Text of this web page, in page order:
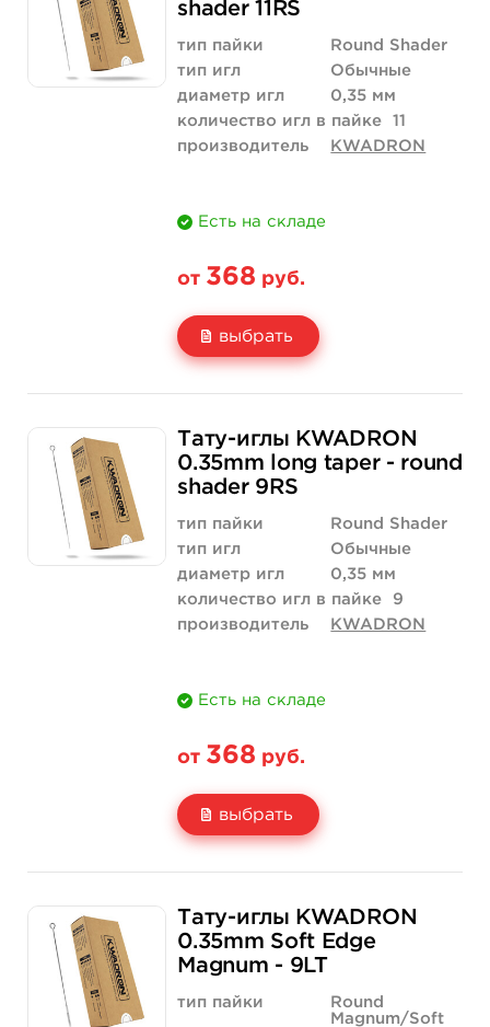
Количество купить
shader 11RS
тип пайки
Round Shader
тип игл
Обычные
диаметр игл
0,35 мм
количество игл в пайке
11
производитель
KWADRON
Есть на складе
от 368 руб.
выбрать
Цена
Количество
368 руб.
купить
Тату-иглы KWADRON
0.35mm long taper - round
shader 9RS
тип пайки
Round Shader
тип игл
Обычные
диаметр игл
0,35 мм
количество игл в пайке
9
производитель
KWADRON
Есть на складе
от 368 руб.
выбрать
Цена
Количество
368 руб.
купить
Тату-иглы KWADRON
0.35mm Soft Edge
Magnum - 9LT
тип пайки
Round
Magnum/Soft